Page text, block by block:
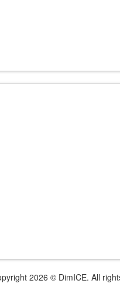
2026 © DimICE. All